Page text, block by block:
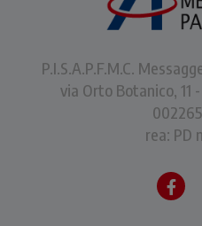
P.I.S.A.P.F.M.C.
via Orto Botanico, 11
rea: PD